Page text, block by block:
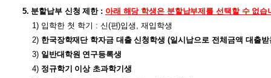
5. 분할납부 신청 제한 : 아래 해당 학생은 분할납부제를 선택할 수 없습
1) 입학한 첫 학기 : 신(편)입생,재입학생
2) 한국장학재단 학자금 대출 신청학생 (일시납으로 전체금액 대출
3) 일반대학원 연구등록생
4) 정규학기 이상 초과학기생